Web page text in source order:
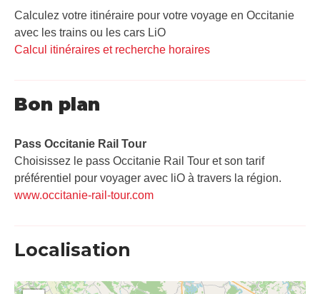
Calculez votre itinéraire pour votre voyage en Occitanie
avec les trains ou les cars LiO
Calcul itinéraires et recherche horaires
Bon plan
Pass Occitanie Rail Tour​
Choisissez le pass Occitanie Rail Tour et son tarif
préférentiel pour voyager avec liO à travers la région.
www.occitanie-rail-tour.com
Localisation